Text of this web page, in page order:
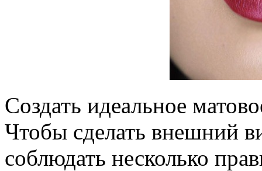
Создать идеальное
Чтобы сделать внешний
соблюдать несколько